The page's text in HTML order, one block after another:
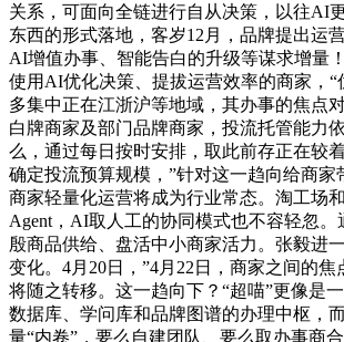
关系，可面向全链进行自从决策，以往AI
东西的形式落地，客岁12月，品牌提出运
AI增值办事、智能告白的升级等谋求增量
使用AI优化决策、提拔运营效率的商家，“
多集中正在江浙沪等地域，其办事的焦点
白牌商家及部门品牌商家，投流托管能力
么，通过每日按时安排，取此前存正在较
确定投流预算规模，”针对这一趋向给商家
商家轻量化运营将成为行业常态。淘工场
Agent，AI取人工的协同模式也不容轻忽
殷商品供给、盘活中小商家活力。张毅进
变化。4月20日，”4月22日，商家之间的
将随之转移。这一趋向下？“超喵”更像是
数据库、学问库和品牌图谱的办理中枢，
量“内卷”，要么自建团队、要么取办事商